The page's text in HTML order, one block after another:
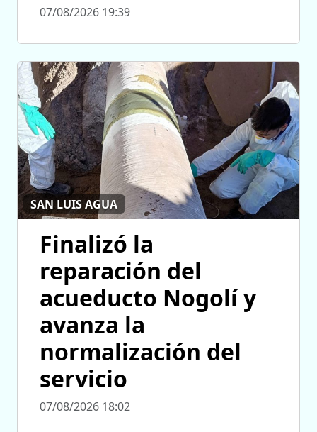
07/08/2026 19:39
SAN LUIS AGUA
Finalizó la
reparación del
acueducto Nogolí y
avanza la
normalización del
servicio
07/08/2026 18:02